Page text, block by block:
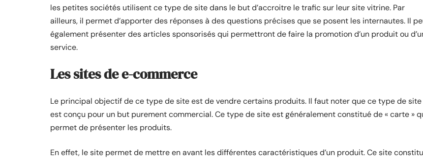
les petites sociétés utilisent ce type de site dans le but d’accroitre le trafic sur leur site vitrine. Par
ailleurs, il permet d’apporter des réponses à des questions précises que se posent les internautes. Il
également présenter des articles sponsorisés qui permettront de faire la promotion d’un produit ou
service.
Les sites de e-commerce
Le principal objectif de ce type de site est de vendre certains produits. Il faut noter que ce type de site
est conçu pour un but purement commercial. Ce type de site est généralement constitué de « carte »
permet de présenter les produits.
En effet, le site permet de mettre en avant les différentes caractéristiques d’un produit. Ce site